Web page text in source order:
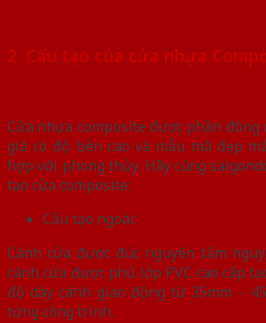
2. Cấu tạo của cửa nhựa
Cửa nhựa composite được phần đông
giá có độ bền cao và mẫu mã đẹp
hợp với phong thủy. Hãy cùng
tạo cửa composite:
Cấu tạo ngoài:
Cánh cửa được đúc nguyên tấm
cánh cửa được phủ lớp PVC cao cấp
độ dày cánh giao động từ 35mm –
từng công trình.